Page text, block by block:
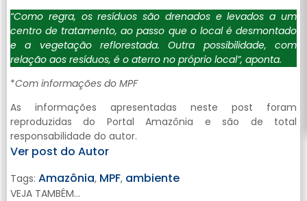
“Como regra, os resíduos são drenados e levados a um
centro de tratamento, ao passo que o local é desmontado
e a vegetação reflorestada. Outra possibilidade, com
relação aos resíduos, é o aterro no próprio local”, aponta.
*Com informações do MPF
As informações apresentadas neste post foram
reproduzidas do Portal Amazônia e são de total
responsabilidade do autor.
Ver post do Autor
Tags: Amazônia, MPF, ambiente
VEJA TAMBÉM...